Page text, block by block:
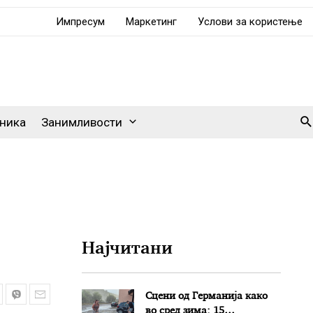
Импресум Маркетинг Услови за користење
Занимливости
Најчитани
Сцени од Германија како
во сред зима: 15